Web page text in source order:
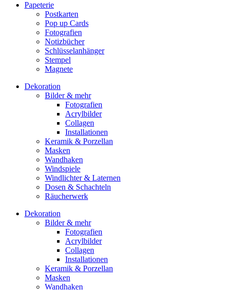
Papeterie
Postkarten
Pop up Cards
Fotografien
Notizbücher
Schlüsselanhänger
Stempel
Magnete
Dekoration
Bilder & mehr
Fotografien
Acrylbilder
Collagen
Installationen
Keramik & Porzellan
Masken
Wandhaken
Windspiele
Windlichter & Laternen
Dosen & Schachteln
Räucherwerk
Dekoration
Bilder & mehr
Fotografien
Acrylbilder
Collagen
Installationen
Keramik & Porzellan
Masken
Wandhaken